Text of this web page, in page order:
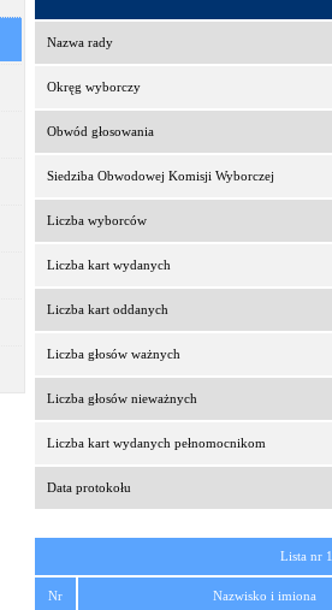
Nazwa rady
Okręg wyborczy
Obwód głosowania
Siedziba Obwodowej Komisji Wyborczej
Liczba wyborców
Liczba kart wydanych
Liczba kart oddanych
Liczba głosów ważnych
Liczba głosów nieważnych
Liczba kart wydanych pełnomocnikom
Data protokołu
Lista nr
Nr Nazwisko i imiona